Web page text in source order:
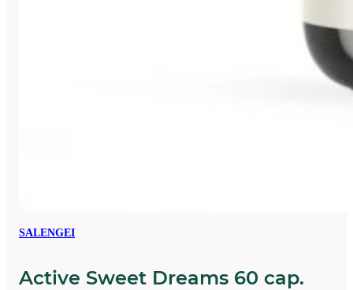
SALENGEI
Active Sweet Dreams 60 cap.